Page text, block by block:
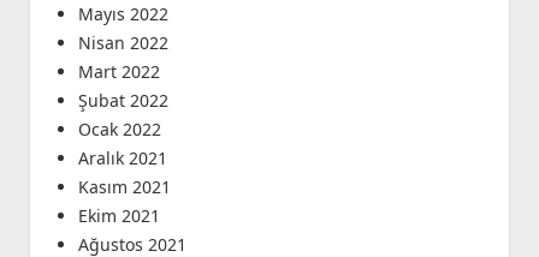
Mayıs 2022
Nisan 2022
Mart 2022
Şubat 2022
Ocak 2022
Aralık 2021
Kasım 2021
Ekim 2021
Ağustos 2021